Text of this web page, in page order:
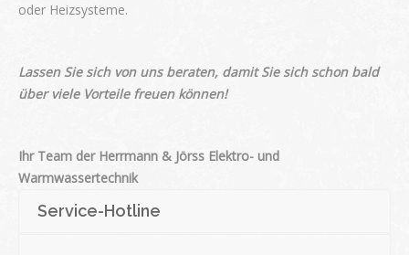
oder Heizsysteme.
Lassen Sie sich von uns beraten, damit Sie sich schon bald
über viele Vorteile freuen können!
Ihr Team der Herrmann & Jörss Elektro- und
Warmwassertechnik
Service-Hotline